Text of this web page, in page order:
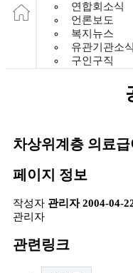
연합회소식
언론보도
복지뉴스
유관기관소식
구인구직
차상위계층 의료
페이지 정보
작성자 관리자 2004-04-
관리자
관련링크